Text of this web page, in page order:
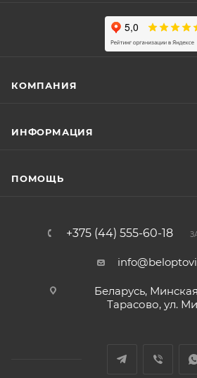
КОМПАНИЯ
ИНФОРМАЦИЯ
ПОМОЩЬ
+375 (44) 555-60-18
Беларусь,
Тарасово, ул.